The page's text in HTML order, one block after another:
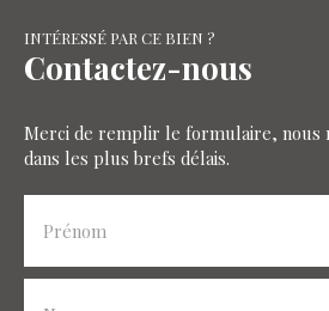
INTÉRESSÉ PAR CE BIEN ?
Contactez-nous
Merci de remplir le formulaire, nous
dans les plus brefs délais.
Prénom